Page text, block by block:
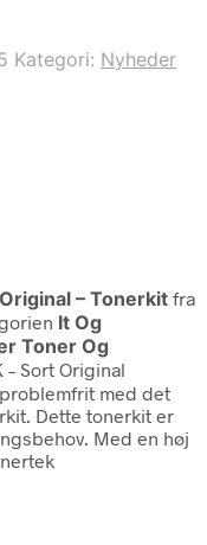
Kategori: Nyheder
– Tonerkit fra
It Og
Toner Og
– Sort Original
med det
Dette tonerkit er
Med en høj